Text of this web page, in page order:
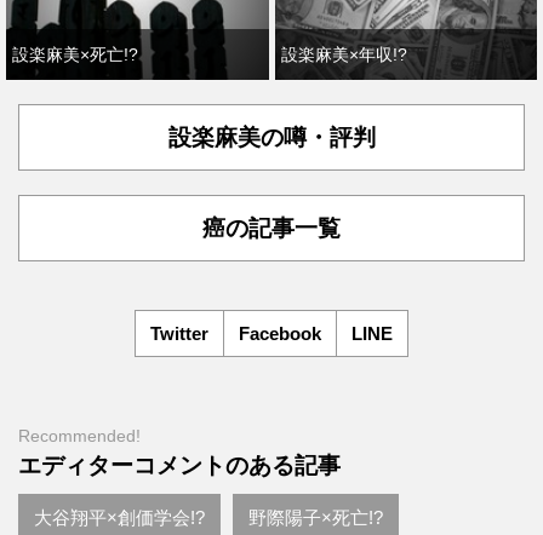
設楽麻美×死亡!? 設楽麻美×年収!?
設楽麻美の噂・評判
癌の記事一覧
Twitter Facebook LINE
Recommended!
エディターコメントのある記事
大谷翔平×創価学会!? 野際陽子×死亡!?